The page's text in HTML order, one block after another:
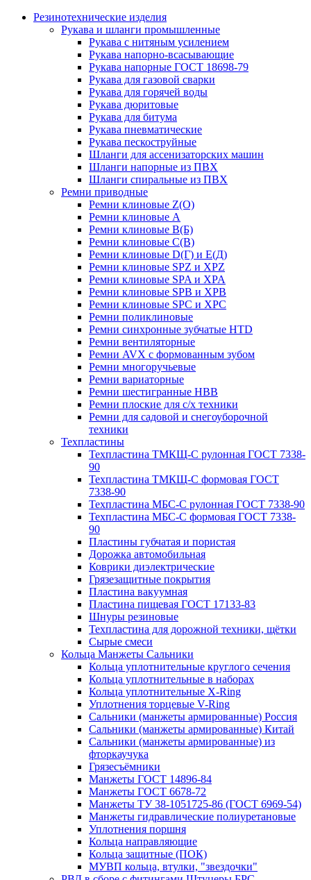
Резинотехнические изделия
Рукава и шланги промышленные
Рукава с нитяным усилением
Рукава напорно-всасывающие
Рукава напорные ГОСТ 18698-79
Рукава для газовой сварки
Рукава для горячей воды
Рукава дюритовые
Рукава для битума
Рукава пневматические
Рукава пескоструйные
Шланги для ассенизаторских машин
Шланги напорные из ПВХ
Шланги спиральные из ПВХ
Ремни приводные
Ремни клиновые Z(О)
Ремни клиновые А
Ремни клиновые В(Б)
Ремни клиновые С(В)
Ремни клиновые D(Г) и Е(Д)
Ремни клиновые SPZ и XPZ
Ремни клиновые SPA и XPA
Ремни клиновые SPB и XPB
Ремни клиновые SPC и XPC
Ремни поликлиновые
Ремни синхронные зубчатые HTD
Ремни вентиляторные
Ремни AVX с формованным зубом
Ремни многоручьевые
Ремни вариаторные
Ремни шестигранные HBB
Ремни плоские для с/х техники
Ремни для садовой и снегоуборочной
техники
Техпластины
Техпластина ТМКЩ-С рулонная ГОСТ 7338-
90
Техпластина ТМКЩ-С формовая ГОСТ
7338-90
Техпластина МБС-С рулонная ГОСТ 7338-90
Техпластина МБС-С формовая ГОСТ 7338-
90
Пластины губчатая и пористая
Дорожка автомобильная
Коврики диэлектрические
Грязезащитные покрытия
Пластина вакуумная
Пластина пищевая ГОСТ 17133-83
Шнуры резиновые
Техпластина для дорожной техники, щётки
Сырые смеси
Кольца Манжеты Сальники
Кольца уплотнительные круглого сечения
Кольца уплотнительные в наборах
Кольца уплотнительные Х-Ring
Уплотнения торцевые V-Ring
Сальники (манжеты армированные) Россия
Сальники (манжеты армированные) Китай
Сальники (манжеты армированные) из
фторкаучука
Грязесъёмники
Манжеты ГОСТ 14896-84
Манжеты ГОСТ 6678-72
Манжеты ТУ 38-1051725-86 (ГОСТ 6969-54)
Манжеты гидравлические полиуретановые
Уплотнения поршня
Кольца направляющие
Кольца защитные (ПОК)
МУВП кольца, втулки, "звездочки"